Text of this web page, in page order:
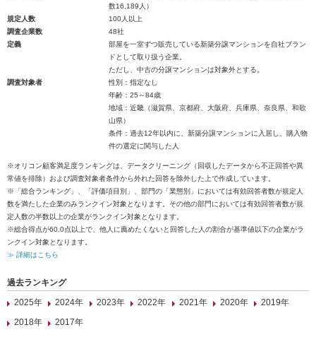
数16,189人）
規定人数
100人以上
調査企業数
48社
定義
部屋を一室ずつ販売している新築分譲マンションを自社ブラン
ドとして取り扱う企業。
ただし、中古の分譲マンションは対象外とする。
調査対象者
性別：指定なし
年齢：25～84歳
地域：近畿（滋賀県、京都府、大阪府、兵庫県、奈良県、和歌
山県）
条件：過去12年以内に、新築分譲マンションに入居し、購入物
件の選定に関与した人
※オリコン顧客満足度ランキングは、データクリーニング（回収したデータから不正回答や異
常値を排除）および調査対象者条件から外れた回答を除外した上で作成しています。
※「総合ランキング」、「評価項目別」、部門の「業態別」においては有効回答者数が規定人
数を満たした企業のみランクイン対象となります。その他の部門においては有効回答者数が規
定人数の半数以上の企業がランクイン対象となります。
※総合得点が60.0点以上で、他人に薦めたくないと回答した人の割合が基準値以下の企業がラ
ンクイン対象となります。
≫ 詳細はこちら
過去ランキング
2025年
2024年 2023年 2022年 2021年 2020年
2019年
2018年
2017年